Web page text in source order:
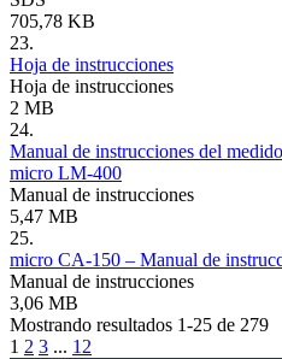
705,78 KB
23.
Hoja de instrucciones
Hoja de instrucciones
2 MB
24.
Manual de instrucciones del
micro LM-400
Manual de instrucciones
5,47 MB
25.
micro CA-150 – Manual de
Manual de instrucciones
3,06 MB
Mostrando resultados 1-25 de 279
1 2 3 ... 12